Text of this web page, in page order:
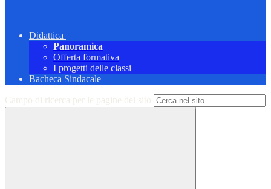
Didattica
Panoramica
Offerta formativa
I progetti delle classi
Bacheca Sindacale
Campo di ricerca per le pagine del sito